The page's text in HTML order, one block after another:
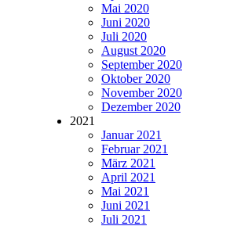
Mai 2020
Juni 2020
Juli 2020
August 2020
September 2020
Oktober 2020
November 2020
Dezember 2020
2021
Januar 2021
Februar 2021
März 2021
April 2021
Mai 2021
Juni 2021
Juli 2021